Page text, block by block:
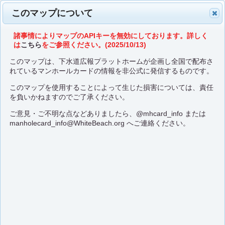
このマップについて
諸事情によりマップのAPIキーを無効にしております。詳しく
はこちらをご参照ください。(2025/10/13)
このマップは、下水道広報プラットホームが企画し全国で配布さ
れているマンホールカードの情報を非公式に発信するものです。
このマップを使用することによって生じた損害については、責任
を負いかねますのでご了承ください。
ご意見・ご不明な点などありましたら、 @mhcard_infoまたは
manholecard_info@WhiteBeach.org へご連絡ください。